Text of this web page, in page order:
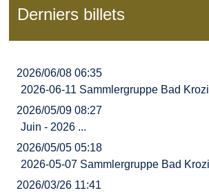
Derniers billets
2026/06/08 06:35
2026-06-11 Sammlergruppe Bad
2026/05/09 08:27
Juin - 2026 ...
2026/05/05 05:18
2026-05-07 Sammlergruppe Bad
2026/03/26 11:41